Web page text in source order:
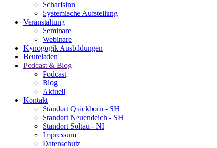
Scharfsinn
Systemische Aufstellung
Veranstaltung
Seminare
Webinare
Kynogogik Ausbildungen
Beuteladen
Podcast & Blog
Podcast
Blog
Aktuell
Kontakt
Standort Quickborn - SH
Standort Neuendeich - SH
Standort Soltau - NI
Impressum
Datenschutz